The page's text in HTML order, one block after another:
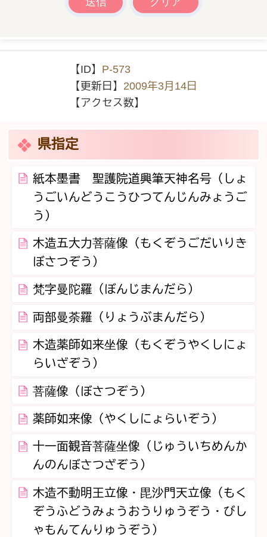
【ID】 P-573
【更新日】 2009年3月14日
【アクセス数】
県指定
紙本墨書 聖護院道興筆天神名号（しょ
うごいんどうこうひつてんじんみょうご
う）
木造五大力菩薩像（もくぞうごだいりき
ぼさつぞう）
梵字曼陀羅（ぼんじまんだら）
両部曼荼羅（りょうぶまんだら）
木造薬師如来坐像（もくぞうやくしにょ
らいざぞう）
菩薩像（ぼさつぞう）
薬師如来像（やくしにょらいぞう）
十一面観音菩薩坐像（じゅういちめんか
んのんぼさつざぞう）
木造不動明王立像・毘沙門天立像（もく
ぞうふどうみょうおうりゅうぞう・びし
ゃもんてんりゅうぞう）